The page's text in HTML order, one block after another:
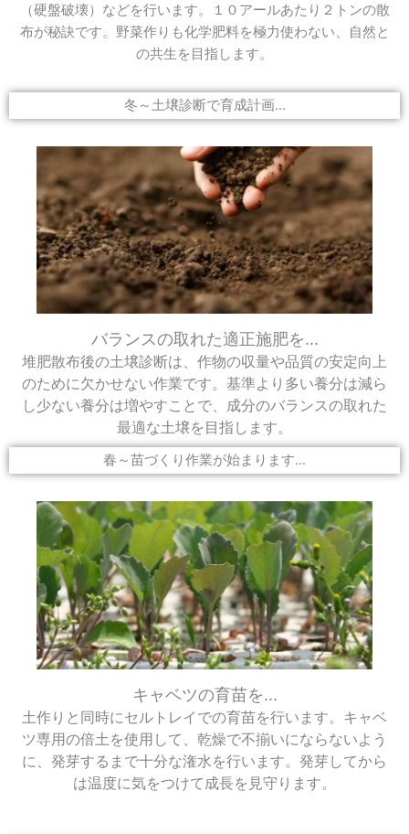
（硬盤破壊）などを行います。１０アールあたり２トンの散
布が秘訣です。野菜作りも化学肥料を極力使わない、自然と
の共生を目指します。
冬～土壌診断で育成計画...
バランスの取れた適正施肥を...
堆肥散布後の土壌診断は、作物の収量や品質の安定向上
のために欠かせない作業です。基準より多い養分は減ら
し少ない養分は増やすことで、成分のバランスの取れた
最適な土壌を目指します。
春～苗づくり作業が始まります...
キャベツの育苗を...
土作りと同時にセルトレイでの育苗を行います。キャベ
ツ専用の倍土を使用して、乾燥で不揃いにならないよう
に、発芽するまで十分な潅水を行います。発芽してから
は温度に気をつけて成長を見守ります。